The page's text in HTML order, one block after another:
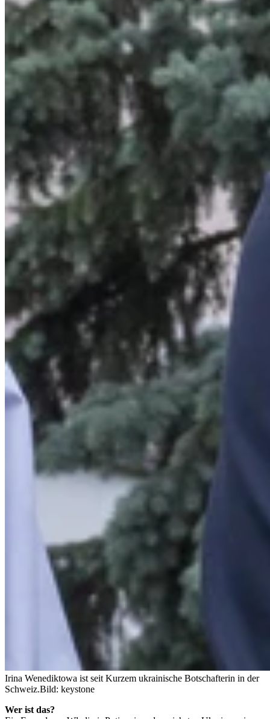
Irina Wenediktowa ist seit Kurzem ukrainische Botschafterin in der
Schweiz.Bild: keystone
Wer ist das?